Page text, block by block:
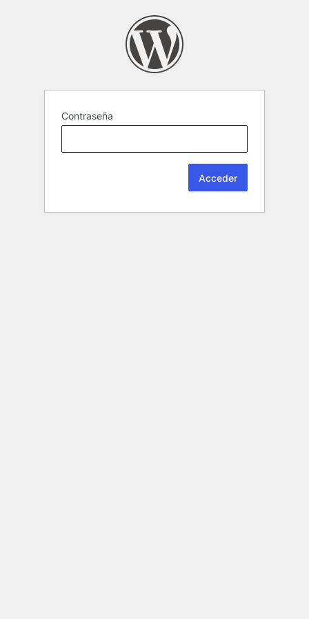
Contraseña